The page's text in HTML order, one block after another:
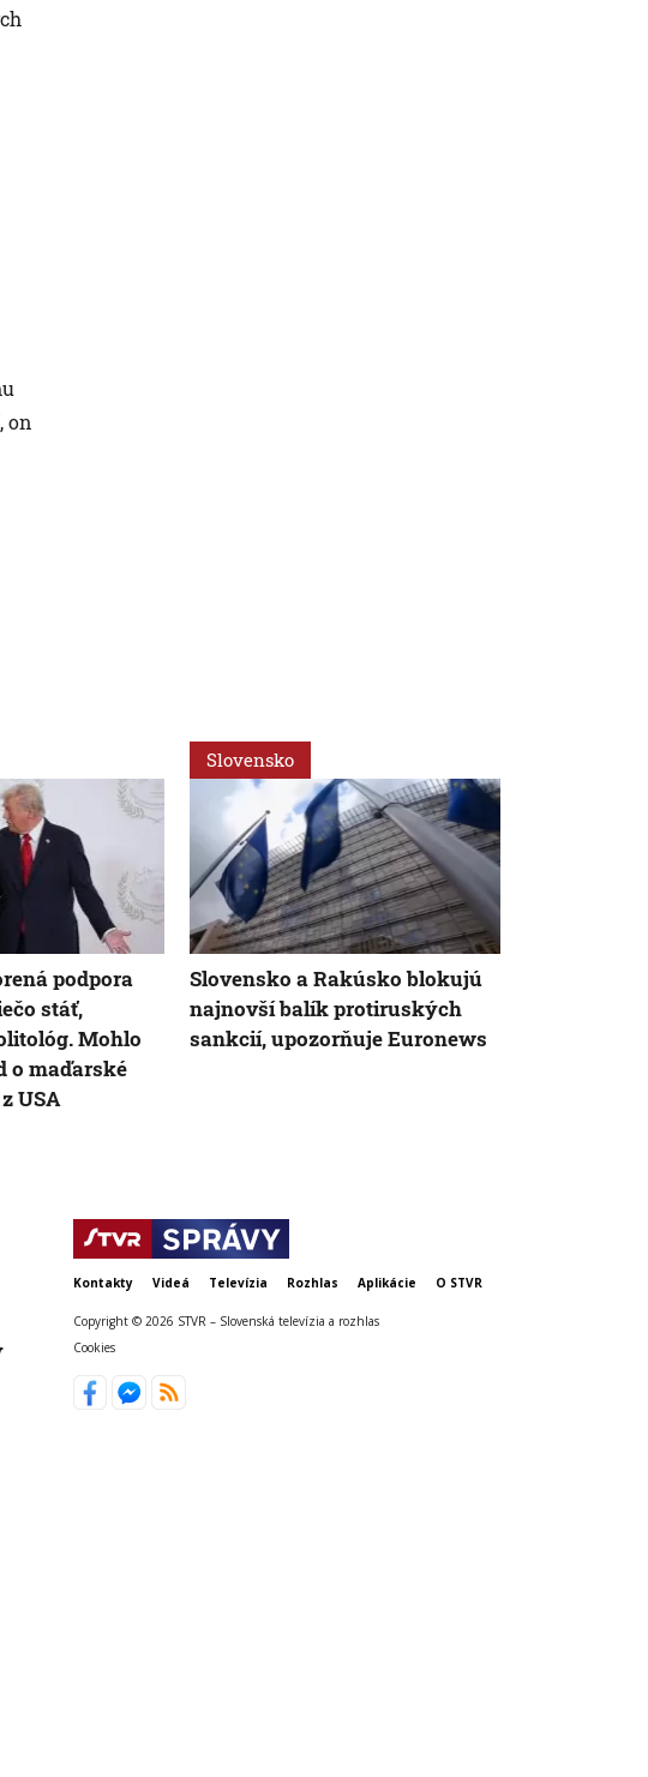
on
podpora
stáť,
Mohlo
o maďarské
USA
Slovensko
Slovensko a Rakúsko blokujú
najnovší balík protiruských
sankcií, upozorňuje Euronews
Kontakty Videá Televízia Rozhlas Aplikácie O STVR
Copyright © 2026 STVR – Slovenská televízia a rozhlas
Cookies